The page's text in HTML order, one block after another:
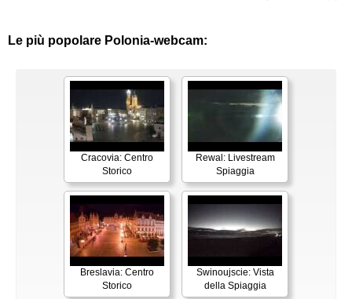
Le più popolare Polonia-webcam:
Cracovia: Centro
Storico
Rewal: Livestream
Spiaggia
Breslavia: Centro
Storico
Swinoujscie: Vista
della Spiaggia